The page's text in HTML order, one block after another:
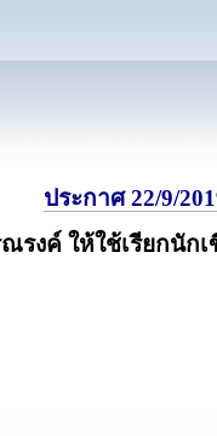
ประกาศ 22/9/
ณรงค์ ให้ใช้เรียกนัก